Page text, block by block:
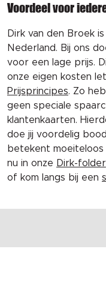
Voordeel voor
Dirk van den Broek
Nederland. Bij ons
voor een lage prijs.
onze eigen kosten
Prijsprincipes. Zo
geen speciale
klantenkaarten.
doe jij voordelig
betekent
nu in onze Dirk-folder
of kom langs bij een